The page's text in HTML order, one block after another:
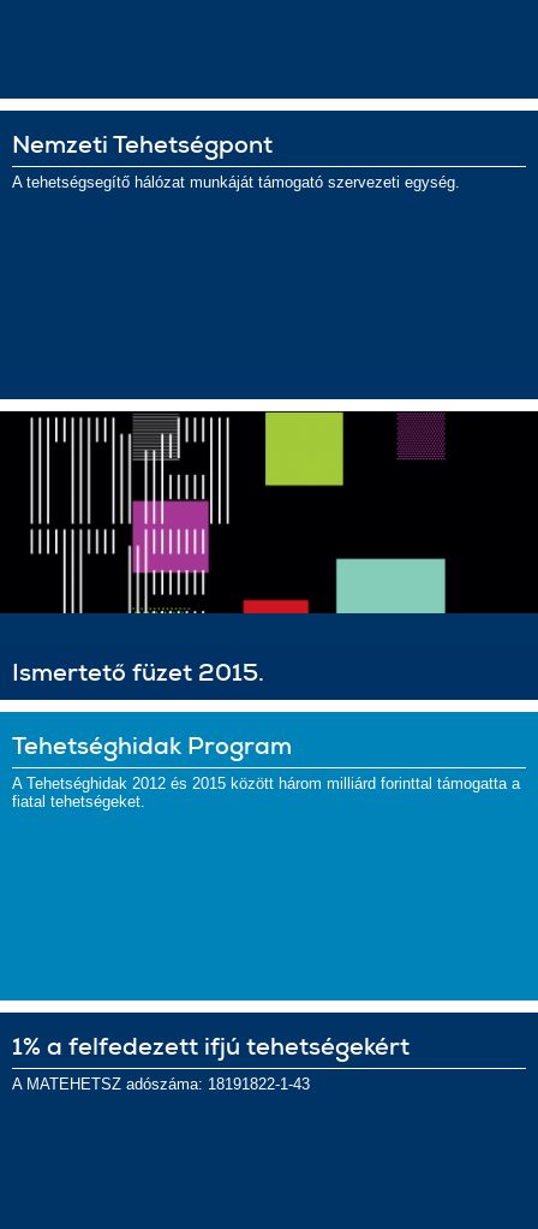
Nemzeti Tehetségpont
A tehetségsegítő hálózat munkáját támogató szervezeti egység.
Ismertető füzet 2015.
Tehetséghidak Program
A Tehetséghidak 2012 és 2015 között három milliárd forinttal támogatta a
fiatal tehetségeket.
1% a felfedezett ifjú tehetségekért
A MATEHETSZ adószáma: 18191822-1-43